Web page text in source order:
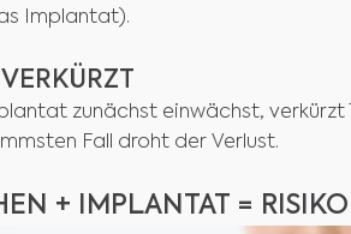
Implantat).
zunächst einwächst,
Fall droht der Verlust.
+ IMPLANTAT = RISIKO